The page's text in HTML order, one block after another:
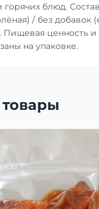
горячих блюд.
/ без добавок
Пищевая ценность и
на упаковке.